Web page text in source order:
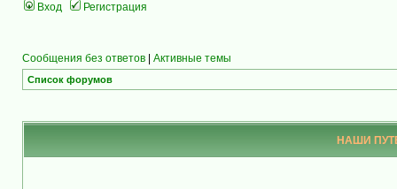
Вход Регистрация
Сообщения без ответов | Активные темы
Список форумов
НАШИ